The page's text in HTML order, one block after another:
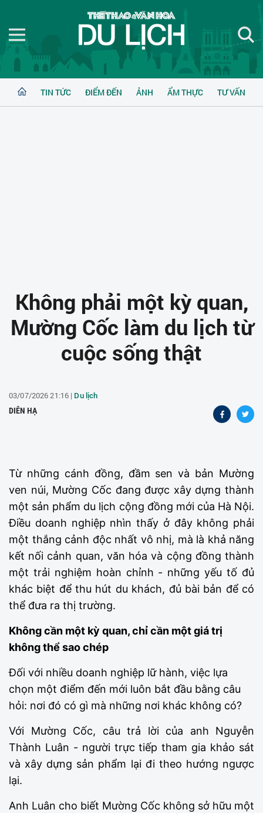
TIN TỨC ĐIỂM ĐẾN ẢNH ẨM THỰC TƯ VẤN
Không phải một kỳ quan,
Mường Cốc làm du lịch từ
cuộc sống thật
03/07/2026 21:16 | Du lịch
DIÊN HẠ
Từ những cánh đồng, đầm sen và bản Mường
ven núi, Mường Cốc đang được xây dựng thành
một sản phẩm du lịch cộng đồng mới của Hà Nội.
Điều doanh nghiệp nhìn thấy ở đây không phải
một thắng cảnh độc nhất vô nhị, mà là khả năng
kết nối cảnh quan, văn hóa và cộng đồng thành
một trải nghiệm hoàn chỉnh - những yếu tố đủ
khác biệt để thu hút du khách, đủ bài bản để có
thể đưa ra thị trường.
Không cần một kỳ quan, chỉ cần một giá trị
không thể sao chép
Đối với nhiều doanh nghiệp lữ hành, việc lựa
chọn một điểm đến mới luôn bắt đầu bằng câu
hỏi: nơi đó có gì mà những nơi khác không có?
Với Mường Cốc, câu trả lời của anh Nguyễn
Thành Luân - người trực tiếp tham gia khảo sát
và xây dựng sản phẩm lại đi theo hướng ngược
lại.
Anh Luân cho biết Mường Cốc không sở hữu một